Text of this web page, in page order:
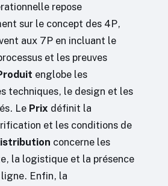
repose
sur le concept des 4P,
aux 7P en incluant le
et les preuves
englobe les
techniques, le design et les
Le Prix définit la
et les conditions de
concerne les
la logistique et la présence
ligne. Enfin, la